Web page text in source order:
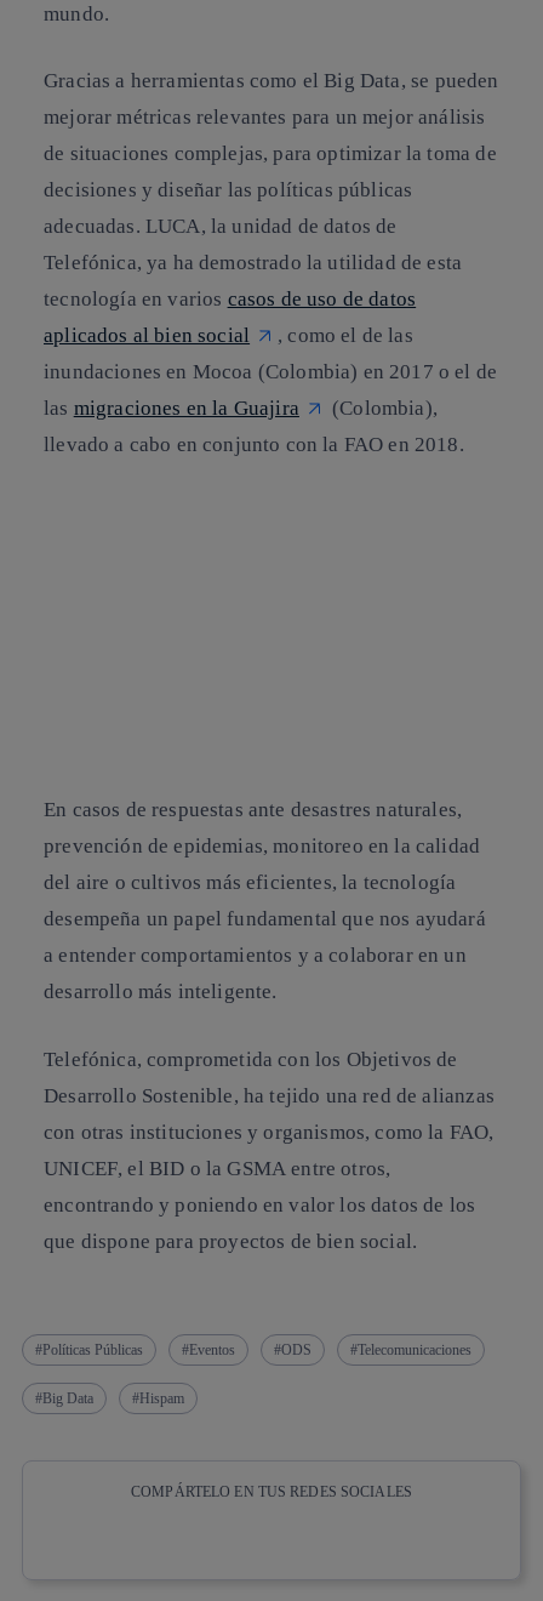
mundo.
Gracias a herramientas como elBig Data, se pueden
mejorar métricas relevantes para un mejor análisis
de situaciones complejas, para optimizar la toma de
decisiones y diseñar las políticas públicas
adecuadas. LUCA, la unidad de datos de
Telefónica, ya ha demostrado la utilidad de esta
tecnología en varios casos de uso de datos
aplicados al bien social
,como el de las
inundaciones en Mocoa (Colombia) en 2017 o el de
las migraciones en la Guajira
(Colombia),
llevado a cabo en conjunto con la FAO en 2018.
En casos de respuestas ante desastres naturales,
prevención de epidemias, monitoreo en la calidad
del aire o cultivos más eficientes, la tecnología
desempeña un papel fundamental que nos ayudará
a entender comportamientos y a colaborar en un
desarrollo más inteligente.
Telefónica, comprometida con los Objetivos de
Desarrollo Sostenible, ha tejido una red de alianzas
con otras instituciones y organismos, como la FAO,
UNICEF, el BID o laGSMA entre otros,
encontrando y poniendo en valor los datos de los
que dispone para proyectos de bien social.
Políticas Públicas Eventos ODS Telecomunicaciones
Big Data Hispam
COMPÁRTELO EN TUS REDES SOCIALES